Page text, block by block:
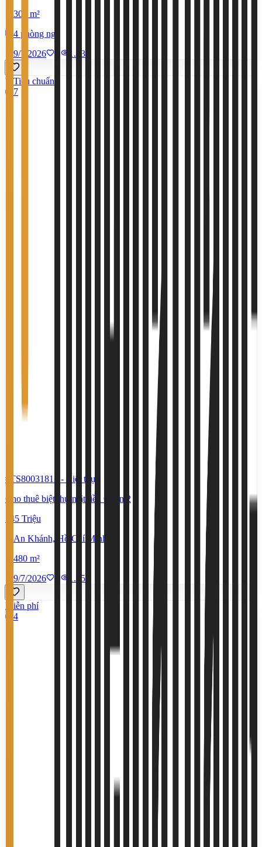
300 m²
4 phòng ngủ
9/7/2026
1.436
Tiêu chuẩn
7
#TS80031813 -
Biệt thự
Cho thuê biệt thự mặt tiền Quận 2
145 Triệu
An Khánh, Hồ Chí Minh
480 m²
9/7/2026
1.450
Miễn phí
4